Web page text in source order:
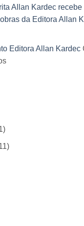
Allan
Kardec
autores
Livro
em
Allan Kardec
da Editora Allan
em
duas
obras
Editora Allan Kardec
em